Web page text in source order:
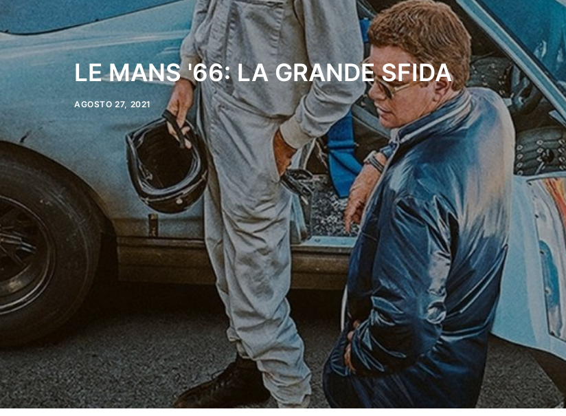
LE MANS '66: LA GRANDE SFIDA
AGOSTO 27, 2021